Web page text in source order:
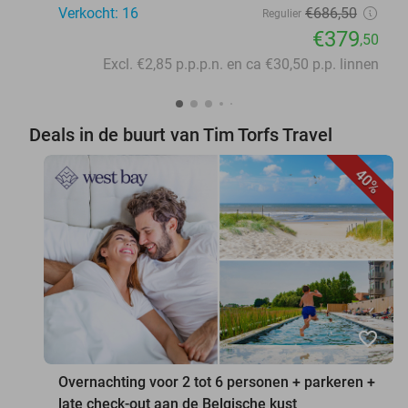
Verkocht: 16 Regulier €686,50
€379,50
Excl. €2,85 p.p.p.n. en ca €30,50 p.p. linnen
Deals in de buurt van Tim Torfs Travel
40%
favorite_border
Overnachting voor 2 tot 6 personen + parkeren +
late check-out aan de Belgische kust